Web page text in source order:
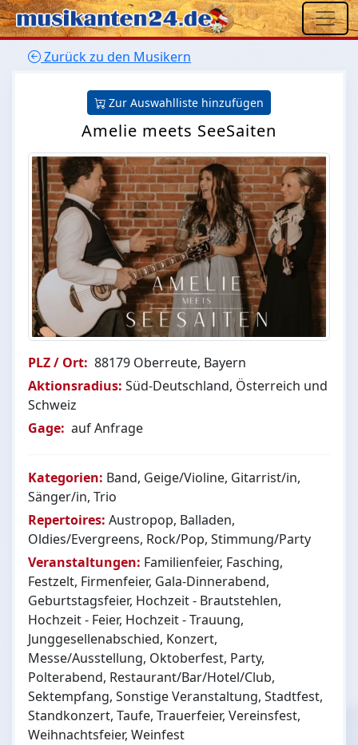
Zurück zu den Musikern
Zur Auswahlliste hinzufügen
Amelie meets SeeSaiten
PLZ / Ort: 88179 Oberreute, Bayern
Aktionsradius: Süd-Deutschland, Österreich und
Schweiz
Gage: auf Anfrage
Kategorien: Band, Geige/Violine, Gitarrist/in,
Sänger/in, Trio
Repertoires: Austropop, Balladen,
Oldies/Evergreens, Rock/Pop, Stimmung/Party
Veranstaltungen: Familienfeier, Fasching,
Festzelt, Firmenfeier, Gala-Dinnerabend,
Geburtstagsfeier, Hochzeit - Brautstehlen,
Hochzeit - Feier, Hochzeit - Trauung,
Junggesellenabschied, Konzert,
Messe/Ausstellung, Oktoberfest, Party,
Polterabend, Restaurant/Bar/Hotel/Club,
Sektempfang, Sonstige Veranstaltung, Stadtfest,
Standkonzert, Taufe, Trauerfeier, Vereinsfest,
Weihnachtsfeier, Weinfest